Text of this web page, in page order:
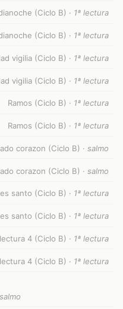
(Ciclo B) · 1ª lectura
(Ciclo B) · 1ª lectura
vigilia (Ciclo B) · 1ª lectura
vigilia (Ciclo B) · 1ª lectura
Ramos (Ciclo B) · 1ª lectura
Ramos (Ciclo B) · 1ª lectura
corazon (Ciclo B) · salmo
corazon (Ciclo B) · salmo
santo (Ciclo B) · 1ª lectura
santo (Ciclo B) · 1ª lectura
4 (Ciclo B) · 1ª lectura
4 (Ciclo B) · 1ª lectura
salmo